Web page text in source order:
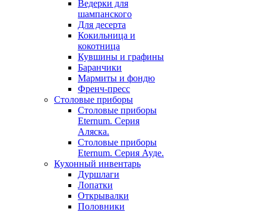
Ведерки для
шампанского
Для десерта
Кокильница и
кокотница
Кувшины и графины
Баранчики
Мармиты и фондю
Френч-пресс
Столовые приборы
Столовые приборы
Eternum. Серия
Аляска.
Столовые приборы
Eternum. Серия Ауде.
Кухонный инвентарь
Дуршлаги
Лопатки
Открывалки
Половники